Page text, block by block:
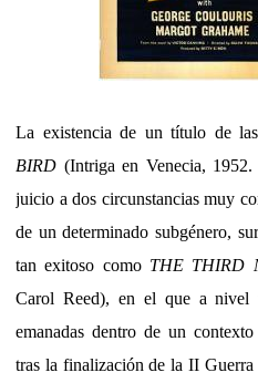
La existencia de un título de las
BIRD (Intriga en Venecia,
juicio a dos circunstancias muy
de un determinado subgénero,
tan exitoso como THE THIRD
Carol Reed), en el que a nivel
emanadas dentro de un
tras la finalización de la II